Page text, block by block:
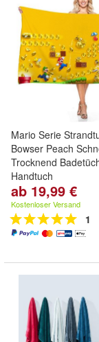
Mario Serie
Bowser Peach
Trocknend
Handtuch
ab 19,99 €
Kostenloser Versand
1